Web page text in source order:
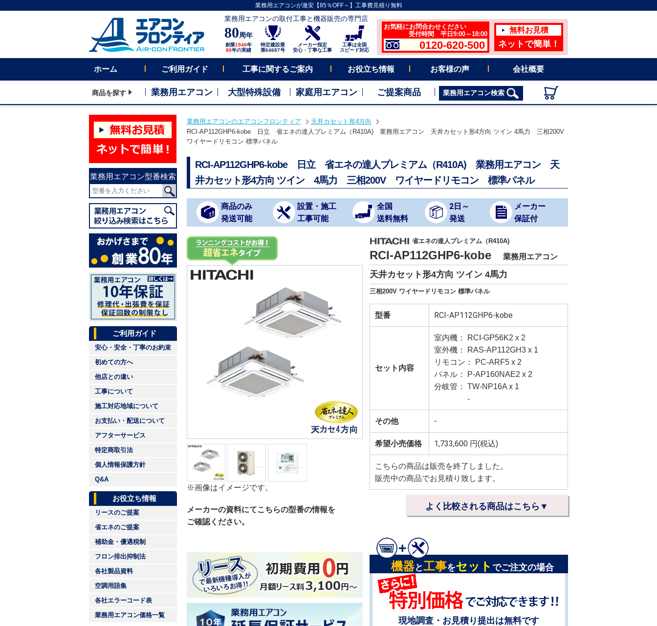
業務用エアコンが激安【85％OFF～】工事費見積り無料
業務用エアコンの取付工事と機器販売の専門店
80周年
創業1946年
80年の実績
特定建設業
第64687号
メーカー指定
安心・丁寧な工事
工事は全国
スピード対応
お気軽にお問合わせください
受付時間 平日9:00～18:00
0120-620-500
無料お見積
ネットで簡単！
ホーム ご利用ガイド 工事に関するご案内 お役立ち情報 お客様の声 会社概要
商品を探す 業務用エアコン 大型特殊設備 家庭用エアコン ご提案商品 業務用エアコン検索
業務用エアコン型番検索
ご利用ガイド
安心・安全・丁寧のお約束
初めての方へ
他店との違い
工事について
施工対応地域について
お支払い・配送について
アフターサービス
特定商取引法
個人情報保護方針
Q&A
お役立ち情報
リースのご提案
省エネのご提案
補助金・優遇税制
フロン排出抑制法
各社製品資料
空調用語集
各社エラーコード表
業務用エアコン価格一覧
業務用エアコンのエアコンフロンティア
天井カセット形4方向
RCI-AP112GHP6-kobe 日立 省エネの達人プレミアム（R410A) 業務用エアコン 天井カセット形4方向 ツイン 4馬力 三相200V
ワイヤードリモコン 標準パネル
RCI-AP112GHP6-kobe 日立 省エネの達人プレミアム（R410A) 業務用エアコン 天
井カセット形4方向 ツイン 4馬力 三相200V ワイヤードリモコン 標準パネル
商品のみ
発送可能
設置・施工
工事可能
全国
送料無料
2日～
発送
メーカー
保証付
※画像はイメージです。
メーカーの資料にてこちらの型番の情報を
ご確認ください。
省エネの達人プレミアム（R410A)
RCI-AP112GHP6-kobe 業務用エアコン
天井カセット形4方向 ツイン 4馬力
三相200V ワイヤードリモコン 標準パネル
型番 RCI-AP112GHP6-kobe
セット内容
室内機： RCI-GP56K2 x 2
室外機： RAS-AP112GH3 x 1
リモコン： PC-ARF5 x 2
パネル： P-AP160NAE2 x 2
分岐管： TW-NP16A x 1
-
その他 -
希望小売価格 1,733,600 円(税込)
こちらの商品は販売を終了しました。
販売中の商品でお見積り致します。
よく比較される商品はこちら▼
機器と工事をセット でご注文の場合
現地調査・お見積り提出は無料です